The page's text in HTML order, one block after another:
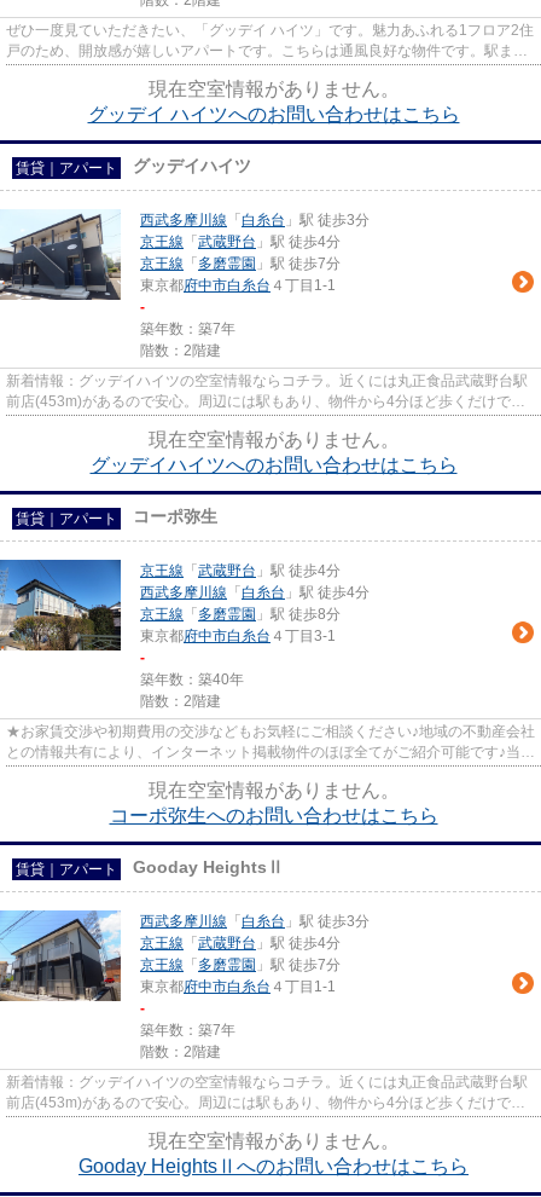
ぜひ一度見ていただきたい、「グッデイ ハイツ」です。魅力あふれる1フロア2住
戸のため、開放感が嬉しいアパートです。こちらは通風良好な物件です。駅まで
現在空室情報がありません。
グッデイ ハイツへのお問い合わせはこちら
賃貸｜アパート グッデイハイツ
西武多摩川線 「 白糸台 」駅 徒歩3分
京王線 「 武蔵野台 」駅 徒歩4分
京王線 「 多磨霊園 」駅 徒歩7分
東京都府中市白糸台 ４丁目1-1
-
築年数：築7年
階数：2階建
新着情報：グッデイハイツの空室情報ならコチラ。近くには丸正食品武蔵野台駅
前店(453m)があるので安心。周辺には駅もあり、物件から4分ほど歩くだけで、
現在空室情報がありません。
グッデイハイツへのお問い合わせはこちら
賃貸｜アパート コーポ弥生
京王線 「 武蔵野台 」駅 徒歩4分
西武多摩川線 「 白糸台 」駅 徒歩4分
京王線 「 多磨霊園 」駅 徒歩8分
東京都府中市白糸台 ４丁目3-1
-
築年数：築40年
階数：2階建
★お家賃交渉や初期費用の交渉などもお気軽にご相談ください♪地域の不動産会社
との情報共有により、インターネット掲載物件のほぼ全てがご紹介可能です♪当店
現在空室情報がありません。
コーポ弥生へのお問い合わせはこちら
賃貸｜アパート Gooday HeightsⅡ
西武多摩川線 「 白糸台 」駅 徒歩3分
京王線 「 武蔵野台 」駅 徒歩4分
京王線 「 多磨霊園 」駅 徒歩7分
東京都府中市白糸台 ４丁目1-1
-
築年数：築7年
階数：2階建
新着情報：グッデイハイツの空室情報ならコチラ。近くには丸正食品武蔵野台駅
前店(453m)があるので安心。周辺には駅もあり、物件から4分ほど歩くだけで、
現在空室情報がありません。
Gooday HeightsⅡへのお問い合わせはこちら